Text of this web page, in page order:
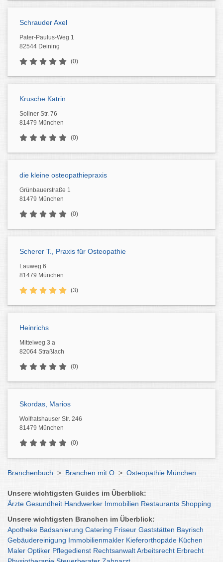
Schrauder Axel
Pater-Paulus-Weg 1
82544 Deining
(0)
Krusche Katrin
Sollner Str. 76
81479 München
(0)
die kleine osteopathiepraxis
Grünbauerstraße 1
81479 München
(0)
Scherer T., Praxis für Osteopathie
Lauweg 6
81479 München
(3)
Heinrichs
Mittelweg 3 a
82064 Straßlach
(0)
Skordas, Marios
Wolfratshauser Str. 246
81479 München
(0)
Branchenbuch > Branchen mit O > Osteopathie München
Unsere wichtigsten Guides im Überblick:
Ärzte Gesundheit Handwerker Immobilien Restaurants Shopping
Unsere wichtigsten Branchen im Überblick:
Apotheke Badsanierung Catering Friseur Gaststätten Bayrisch
Gebäudereinigung Immobilienmakler Kieferorthopäde Küchen
Maler Optiker Pflegedienst RechtsanwaltArbeitsrecht Erbrecht